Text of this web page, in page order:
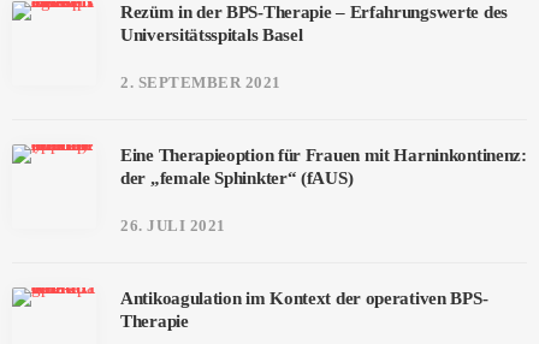
Rezüm in der BPS-Therapie – Erfahrungswerte des
Universitätsspitals Basel
2. SEPTEMBER 2021
Eine Therapieoption für Frauen mit Harninkontinenz:
der „female Sphinkter“ (fAUS)
26. JULI 2021
Antikoagulation im Kontext der operativen BPS-
Therapie